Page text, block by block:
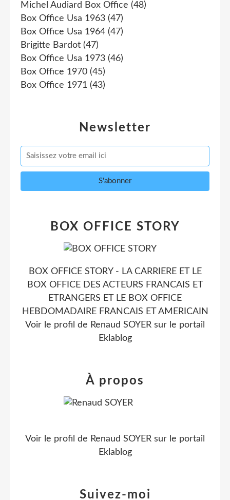
Newsletter
Michel Audiard Box Office (48)
Box Office Usa 1963 (47)
Box Office Usa 1964 (47)
Brigitte Bardot (47)
Box Office Usa 1973 (46)
Box Office 1970 (45)
Box Office 1971 (43)
BOX OFFICE STORY
BOX OFFICE STORY - LA CARRIERE ET LE
BOX OFFICE DES ACTEURS FRANCAIS ET
ETRANGERS ET LE BOX OFFICE
HEBDOMADAIRE FRANCAIS ET AMERICAIN
Voir le profil de Renaud SOYER sur le portail
Eklablog
Suivez-moi
À propos
Voir le profil de Renaud SOYER sur le portail
Eklablog